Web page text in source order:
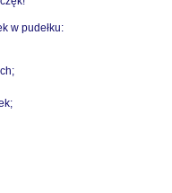
w pudełku: